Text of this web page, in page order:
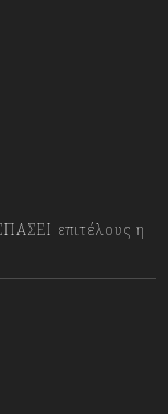
επιτέλους η